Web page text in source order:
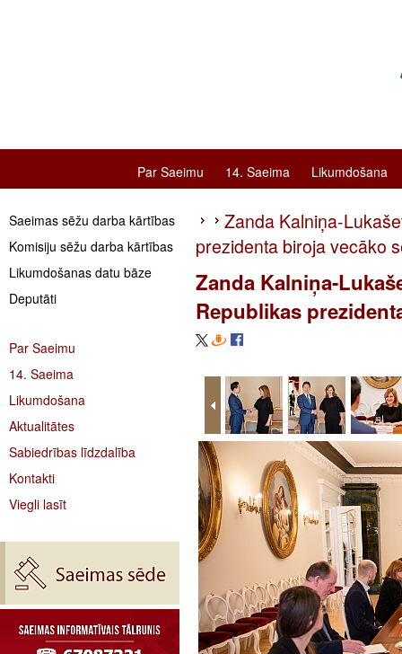
Par Saeimu 14. Saeima Likumdošana
Saeimas sēžu darba kārtības
Komisiju sēžu darba kārtības
Likumdošanas datu bāze
Deputāti
Par Saeimu
14. Saeima
Likumdošana
Aktualitātes
Sabiedrības līdzdalība
Kontakti
Viegli lasīt
Zanda Kalniņa-
prezidenta biroja vecāko
Zanda Kalniņa-
Republikas